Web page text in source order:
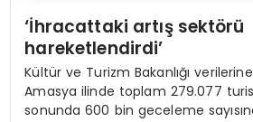
‘İhracattaki artış sektörü
hareketlendirdi’
Kültür ve Turizm Bakanlığı
Amasya ilinde toplam 279.077
sonunda 600 bin geceleme